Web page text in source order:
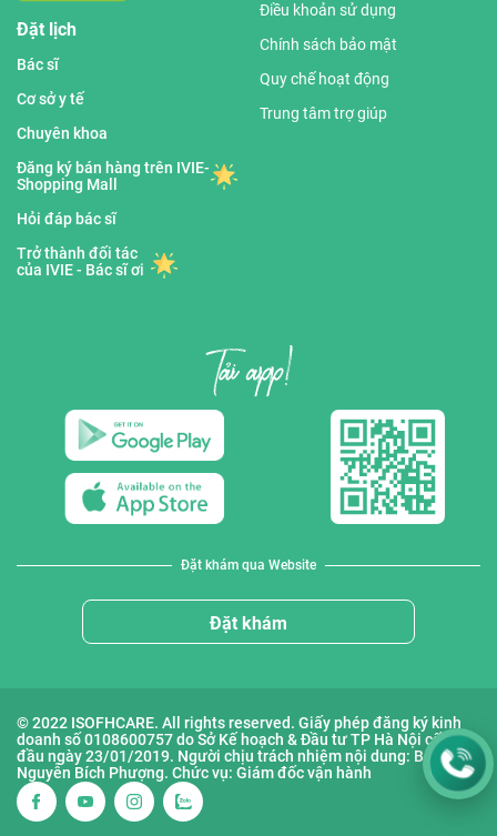
Đặt lịch
Bác sĩ
Cơ sở y tế
Chuyên khoa
Đăng ký bán hàng trên IVIE-
Shopping Mall
Hỏi đáp bác sĩ
Trở thành đối tác
của IVIE - Bác sĩ ơi
Điều khoản sử dụng
Chính sách bảo mật
Quy chế hoạt động
Trung tâm trợ giúp
Đặt khám qua Website
Đặt khám
© 2022 ISOFHCARE. All rights reserved. Giấy phép đăng ký kinh
doanh số 0108600757 do Sở Kế hoạch & Đầu tư TP Hà Nội cấp lần
đầu ngày 23/01/2019. Người chịu trách nhiệm nội dung: Bà
Nguyễn Bích Phượng. Chức vụ: Giám đốc vận hành